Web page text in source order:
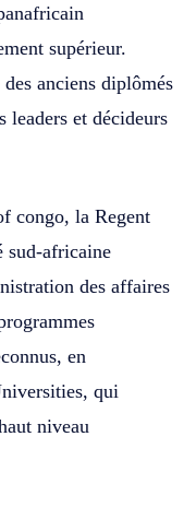
supérieur.
anciens diplômés
et décideurs
congo, la Regent
sud-africaine
des affaires
en
qui
niveau